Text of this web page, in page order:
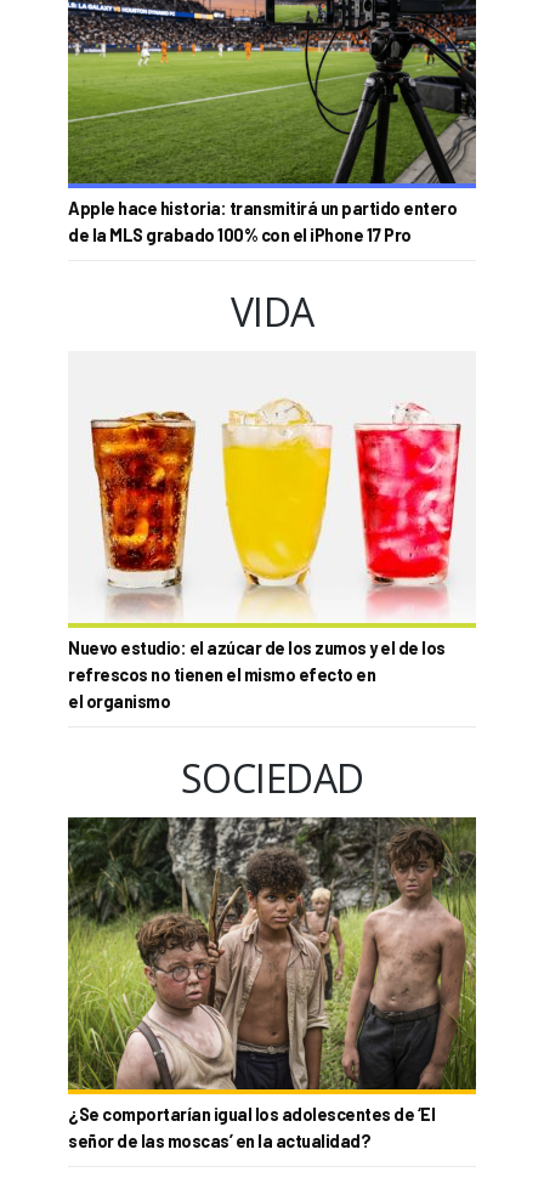
Apple hace historia: transmitirá un partido entero
de la MLS grabado 100% con el iPhone 17 Pro
VIDA
Nuevo estudio: el azúcar de los zumos y el de los
refrescos no tienen el mismo efecto en
el organismo
SOCIEDAD
¿Se comportarían igual los adolescentes de ‘El
señor de las moscas’ en la actualidad?